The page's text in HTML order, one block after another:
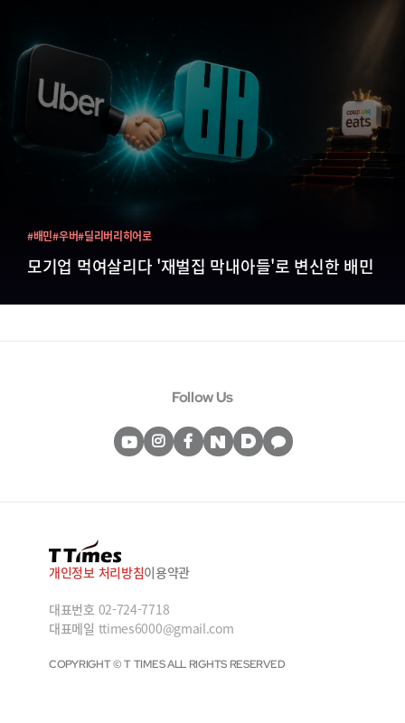
모기업 먹여살리다 '재벌집 막내아들'로 변신한 배민
#배민#우버#딜리버리히어로
Follow Us
개인정보 처리방침이용약관
대표번호 02-724-7718
대표메일 ttimes6000@gmail.com
COPYRIGHT © T TIMES ALL RIGHTS RESERVED